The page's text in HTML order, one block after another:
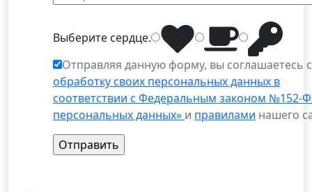
Выберите сердце.
Отправляя данную форму, вы соглашаетесь
обработку своих персональных данных в
соответствии с Федеральным законом №152-
персональных данных» и правилами нашего